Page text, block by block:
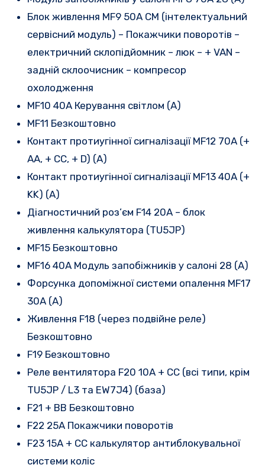
Блок живлення MF9 50A CM (інтелектуальний
сервісний модуль) – Покажчики поворотів –
електричний склопідйомник – люк – + VAN –
задній склоочисник – компресор
охолодження
MF10 40A Керування світлом (A)
MF11 Безкоштовно
Контакт протиугінної сигналізації MF12 70A (+
AA, + CC, + D) (A)
Контакт протиугінної сигналізації MF13 40A (+
KK) (A)
Діагностичний роз’єм F14 20A – блок
живлення калькулятора (TU5JP)
MF15 Безкоштовно
MF16 40A Модуль запобіжників у салоні 28 (A)
Форсунка допоміжної системи опалення MF17
30A (A)
Живлення F18 (через подвійне реле)
Безкоштовно
F19 Безкоштовно
Реле вентилятора F20 10A + CC (всі типи, крім
TU5JP / L3 та EW7J4) (база)
F21 + BB Безкоштовно
F22 25A Покажчики поворотів
F23 15A + CC калькулятор антиблокувальної
системи коліс